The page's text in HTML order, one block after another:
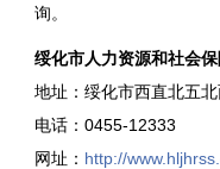
询。
绥化市人力资源和社会
地址：绥化市西直北五
电话：0455-12333
网址： http://